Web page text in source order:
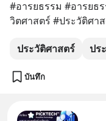
#อารยธรรม #อารยธ
วิตศาสตร์ #ประวัติศา
ประวัติศาสตร์ ปร
บันทึก